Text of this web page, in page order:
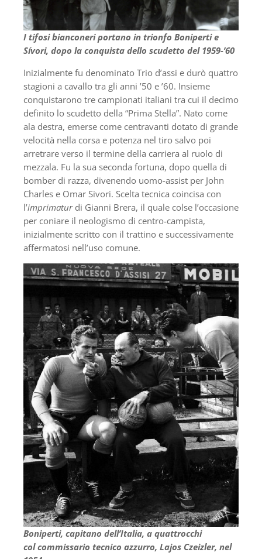
I tifosi bianconeri portano in trionfo Boniperti e
Sívori, dopo la conquista dello scudetto del 1959-’60
Inizialmente fu denominato Trio d’assi e durò quattro
stagioni a cavallo tra gli anni ’50 e ’60. Insieme
conquistarono tre campionati italiani tra cui il decimo
definito lo scudetto della “Prima Stella”. Nato come
ala destra, emerse come centravanti dotato di grande
velocità nella corsa e potenza nel tiro salvo poi
arretrare verso il termine della carriera al ruolo di
mezzala. Fu la sua seconda fortuna, dopo quella di
bomber di razza, divenendo uomo-assist per John
Charles e Omar Sivori. Scelta tecnica coincisa con
l’imprimatur di Gianni Brera, il quale colse l’occasione
per coniare il neologismo di centro-campista,
inizialmente scritto con il trattino e successivamente
affermatosi nell’uso comune.
Boniperti, capitano dell’Italia, a quattrocchi
col commissario tecnico azzurro, Lajos Czeizler, nel